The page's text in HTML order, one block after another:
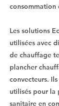
consommation
Les solutions
utilisées avec
de chauffage
plancher
convecteurs.
utilisés pour la
sanitaire en